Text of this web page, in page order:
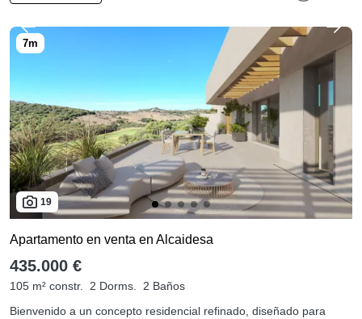
19
Apartamento en venta en Alcaidesa
435.000 €
105 m² constr. 2 Dorms.
2 Baños
Bienvenido a un concepto residencial refinado, diseñado para